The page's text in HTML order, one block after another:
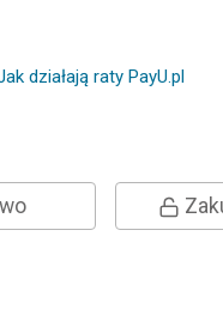
działają raty PayU.pl